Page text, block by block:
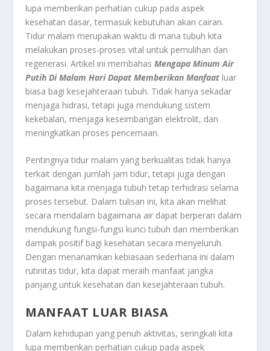
lupa memberikan perhatian cukup pada aspek
kesehatan dasar, termasuk kebutuhan akan cairan.
Tidur malam merupakan waktu di mana tubuh kita
melakukan proses-proses vital untuk pemulihan dan
regenerasi. Artikel ini membahasMengapa Minum Air
Putih Di Malam Hari Dapat Memberikan Manfaat luar
biasa bagi kesejahteraan tubuh. Tidak hanya sekadar
menjaga hidrasi, tetapi juga mendukung sistem
kekebalan, menjaga keseimbangan elektrolit, dan
meningkatkan proses pencernaan.
Pentingnya tidur malam yang berkualitas tidak hanya
terkait dengan jumlah jam tidur, tetapi juga dengan
bagaimana kita menjaga tubuh tetap terhidrasi selama
proses tersebut. Dalam tulisan ini, kita akan melihat
secara mendalam bagaimana air dapat berperan dalam
mendukung fungsi-fungsi kunci tubuh dan memberikan
dampak positif bagi kesehatan secara menyeluruh.
Dengan menanamkan kebiasaan sederhana ini dalam
rutinitas tidur, kita dapat meraih manfaat jangka
panjang untuk kesehatan dan kesejahteraan tubuh.
MANFAAT LUAR BIASA
Dalam kehidupan yang penuh aktivitas, seringkali kita
lupa memberikan perhatian cukup pada aspek